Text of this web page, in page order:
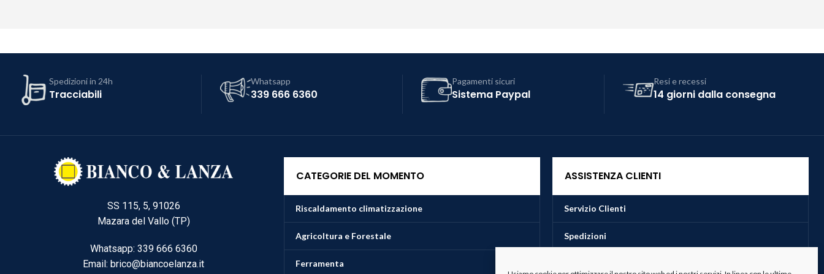
Spedizioni in 24h
Tracciabili
Whatsapp
339 666 6360
Pagamenti sicuri
Sistema Paypal
Resi e recessi
14 giorni dalla consegna
SS 115, 5, 91026
Mazara del Vallo (TP)
Whatsapp: 339 666 6360
Email: brico@biancoelanza.it
CATEGORIE DEL MOMENTO
Riscaldamento climatizzazione
Agricoltura e Forestale
Ferramenta
ASSISTENZA CLIENTI
Servizio Clienti
Spedizioni